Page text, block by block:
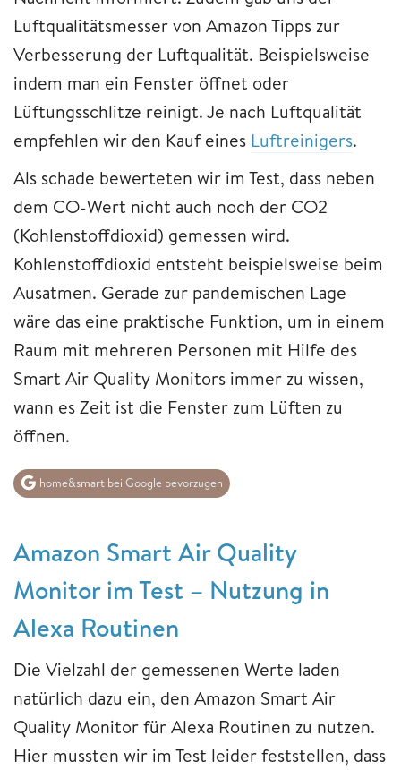
Luftqualitätsmesser von Amazon Tipps zur
Verbesserung der Luftqualität. Beispielsweise
indem man ein Fenster öffnet oder
Lüftungsschlitze reinigt. Je nach Luftqualität
empfehlen wir den Kauf eines Luftreinigers.
Als schade bewerteten wir im Test, dass neben
dem CO-Wert nicht auch noch der CO2
(Kohlenstoffdioxid) gemessen wird.
Kohlenstoffdioxid entsteht beispielsweise beim
Ausatmen. Gerade zur pandemischen Lage
wäre das eine praktische Funktion, um in einem
Raum mit mehreren Personen mit Hilfe des
Smart Air Quality Monitors immer zu wissen,
wann es Zeit ist die Fenster zum Lüften zu
öffnen.
home&smart bei Google bevorzugen
Amazon Smart Air Quality
Monitor im Test – Nutzung in
Alexa Routinen
Die Vielzahl der gemessenen Werte laden
natürlich dazu ein, den Amazon Smart Air
Quality Monitor für Alexa Routinen zu nutzen.
Hier mussten wir im Test leider feststellen, dass